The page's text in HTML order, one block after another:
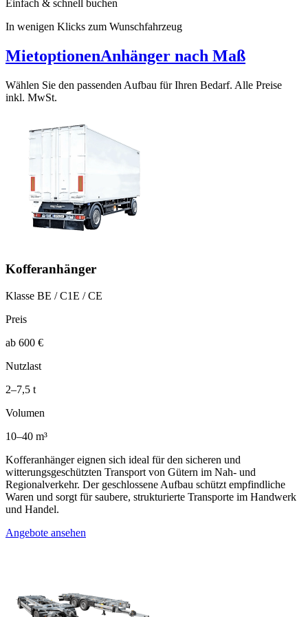
Einfach & schnell buchen
In wenigen Klicks zum Wunschfahrzeug
MietoptionenAnhänger nach Maß
Wählen Sie den passenden Aufbau für Ihren Bedarf. Alle Preise
inkl. MwSt.
Kofferanhänger
Klasse BE / C1E / CE
Preis
ab 600 €
Nutzlast
2–7,5 t
Volumen
10–40 m³
Kofferanhänger eignen sich ideal für den sicheren und
witterungsgeschützten Transport von Gütern im Nah- und
Regionalverkehr. Der geschlossene Aufbau schützt empfindliche
Waren und sorgt für saubere, strukturierte Transporte im Handwerk
und Handel.
Angebote ansehen